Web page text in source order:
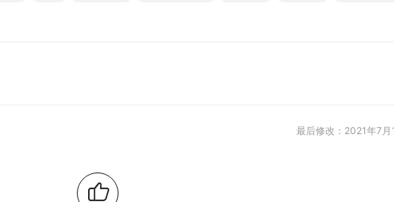
最后修改：2021年7月